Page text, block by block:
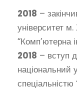
2018 –
університет
“Комп’ютерна
2018 – вступ
національний
спеціальністю